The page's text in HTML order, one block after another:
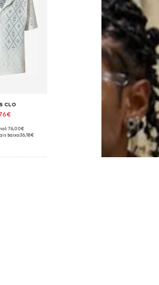
CLO
S, M, L, XL
76,00€
baixo:36,18€